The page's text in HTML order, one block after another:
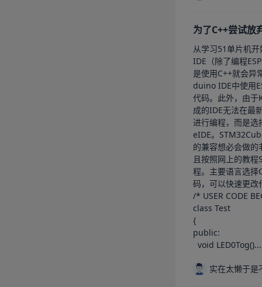
为了C++尝试放
从学习51单片机
IDE（除了编程
是使用C++就会异
duino IDE中使用
代码。此外，由于
成的IDE无法在最
进行编程，而是选
eIDE。
的兼容想必会做
且按照网上的教
程。主要语言选择C++将
码，可以快速更改
/* USER CODE
class Test
{
public:
  void LED0Tog()...
实在太懒于是